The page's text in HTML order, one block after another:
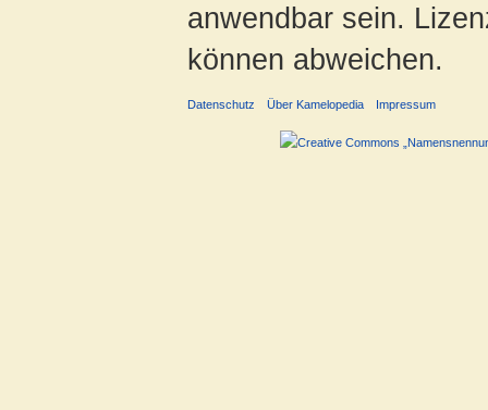
anwendbar sein.
können abweichen.
Datenschutz Über Kamelopedia Impressum